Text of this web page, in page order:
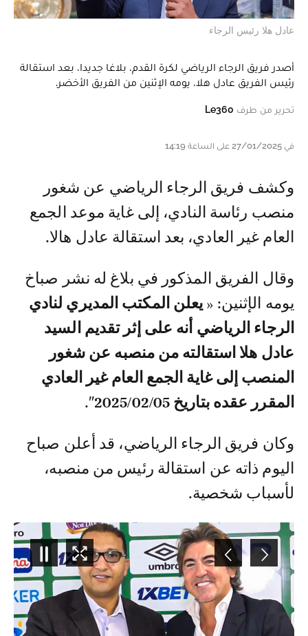
عادل هلا رئيس الرجاء
أصدر فريق الرجاء الرياضي لكرة القدم، بلاغا جديدا، بعد استقالة
رئيس الفريق عادل هلا، يومه الإثنين من الفريق الأخضر.
تحرير من طرف Le360
في 27/01/2025 على الساعة 14:19
وكشف فريق الرجاء الرياضي عن شغور
منصب رئاسة النادي، إلى غاية موعد الجمع
العام غير العادي، بعد استقالة عادل هالا.
وقال الفريق المذكور في بلاغ له نشر صباخ
يومه الإثنين: «يعلن المكتب المديري لنادي
الرجاء الرياضي أنه على إثر تقديم السيد
عادل هلا استقالته من منصبه عن شغور
المنصب إلى غاية الجمع العام غير العادي
المقرر عقده بتاريخ 2025/02/05
″.
وكان فريق الرجاء الرياضي، قد أعلن صباح
اليوم ذاته عن استقالة رئيس من منصبه،
لأسباب شخصية.